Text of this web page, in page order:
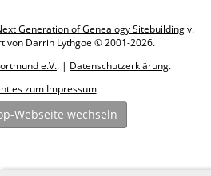
Generation of Genealogy Sitebuildingv.
von Darrin Lythgoe © 2001-2026.
e.V.. | Datenschutzerklärung.
es zum Impressum
Webseite wechseln